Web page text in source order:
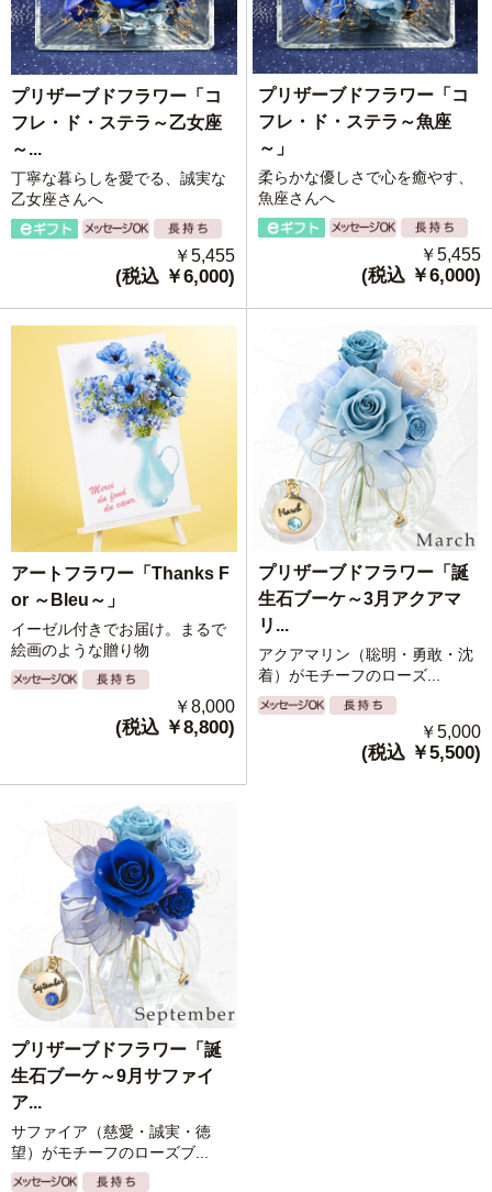
プリザーブドフラワー「コ
フレ・ド・ステラ～乙女座
～...
丁寧な暮らしを愛でる、誠実な
乙女座さんへ
￥5,455
(税込 ￥6,000)
プリザーブドフラワー「コ
フレ・ド・ステラ～魚座
～」
柔らかな優しさで心を癒やす、
魚座さんへ
￥5,455
(税込 ￥6,000)
アートフラワー「Thanks F
or ～Bleu～」
イーゼル付きでお届け。まるで
絵画のような贈り物
￥8,000
(税込 ￥8,800)
プリザーブドフラワー「誕
生石ブーケ～3月アクアマ
リ...
アクアマリン（聡明・勇敢・沈
着）がモチーフのローズ...
￥5,000
(税込 ￥5,500)
プリザーブドフラワー「誕
生石ブーケ～9月サファイ
ア...
サファイア（慈愛・誠実・徳
望）がモチーフのローズブ...